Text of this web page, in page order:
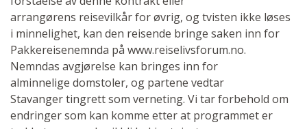
arrangørens reisevilkår for øvrig, og tvisten ikke løses
i minnelighet, kan den reisende bringe saken inn for
Pakkereisenemnda på www.reiselivsforum.no.
Nemndas avgjørelse kan bringes inn for
alminnelige domstoler, og partene vedtar
Stavanger tingrett som verneting. Vi tar forbehold om
endringer som kan komme etter at programmet er